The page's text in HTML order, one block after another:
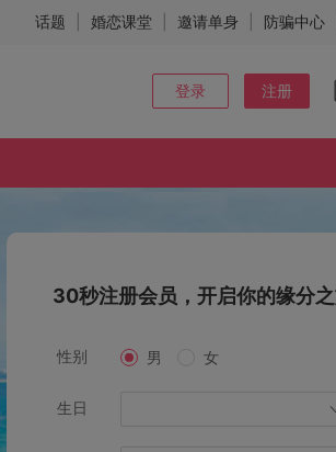
话题 婚恋课堂 邀请单身 防骗中心
登录 注册
30秒注册会员，开启你的缘分
性别 男 女
生日